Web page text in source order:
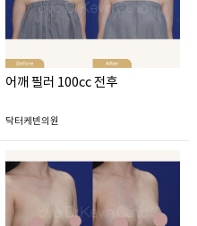
어깨 필러 100cc 전후
닥터케빈의원